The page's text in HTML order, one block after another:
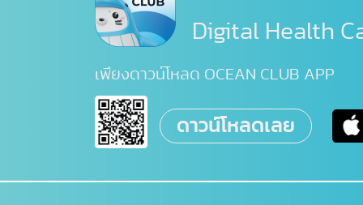
Digital Health
เพียงดาวน์โหลด OCEAN CLUB APP
ดาวน์โหลดเลย